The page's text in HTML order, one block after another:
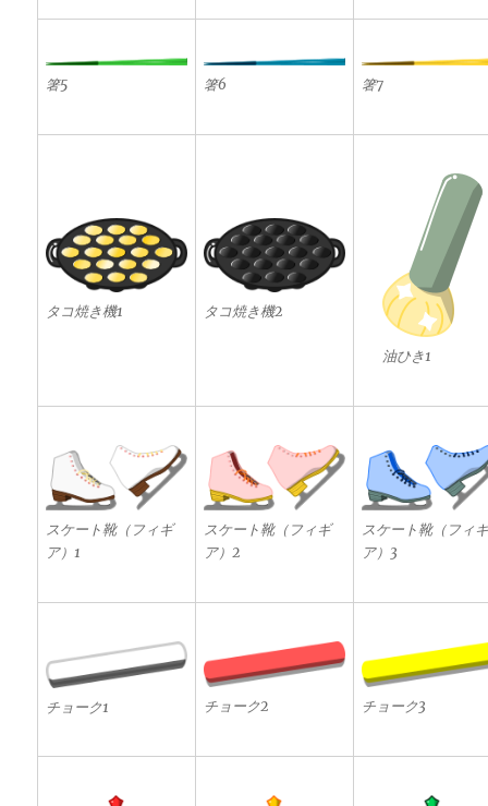
箸5 箸6 箸7
タコ焼き機1 タコ焼き機2
油ひき1
スケート靴（フィギ
ア）1
スケート靴（フィギ
ア）2
スケート靴（フィ
ア）3
チョーク1 チョーク2 チョーク3